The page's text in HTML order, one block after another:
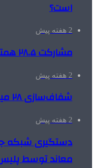
است؟
2 هفته پیش
مشارکت ۲۸.۵ همتی خیران در مدرسه‌سازی
2 هفته پیش
شفاف‌سازی ۲۸ میلیارد یورو تعهدات ارزی
2 هفته پیش
دستگیری شبکه
معاند توسط